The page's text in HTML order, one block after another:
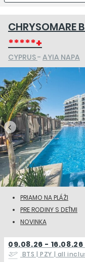
CHRYSOMARE
*****+
CYPRUS- AYIA NAPA
PRIAMO NA PLÁŽI
PRE RODINY S DEŤMI
NOVINKA
09.08.26 - 16.08.26
BTS | PZY | all